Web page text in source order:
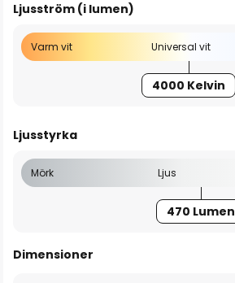
Ljusström (i lumen)
Varm vit Universal vit
4000 Kelvin
Ljusstyrka
Mörk Ljus
470 Lumen
Dimensioner